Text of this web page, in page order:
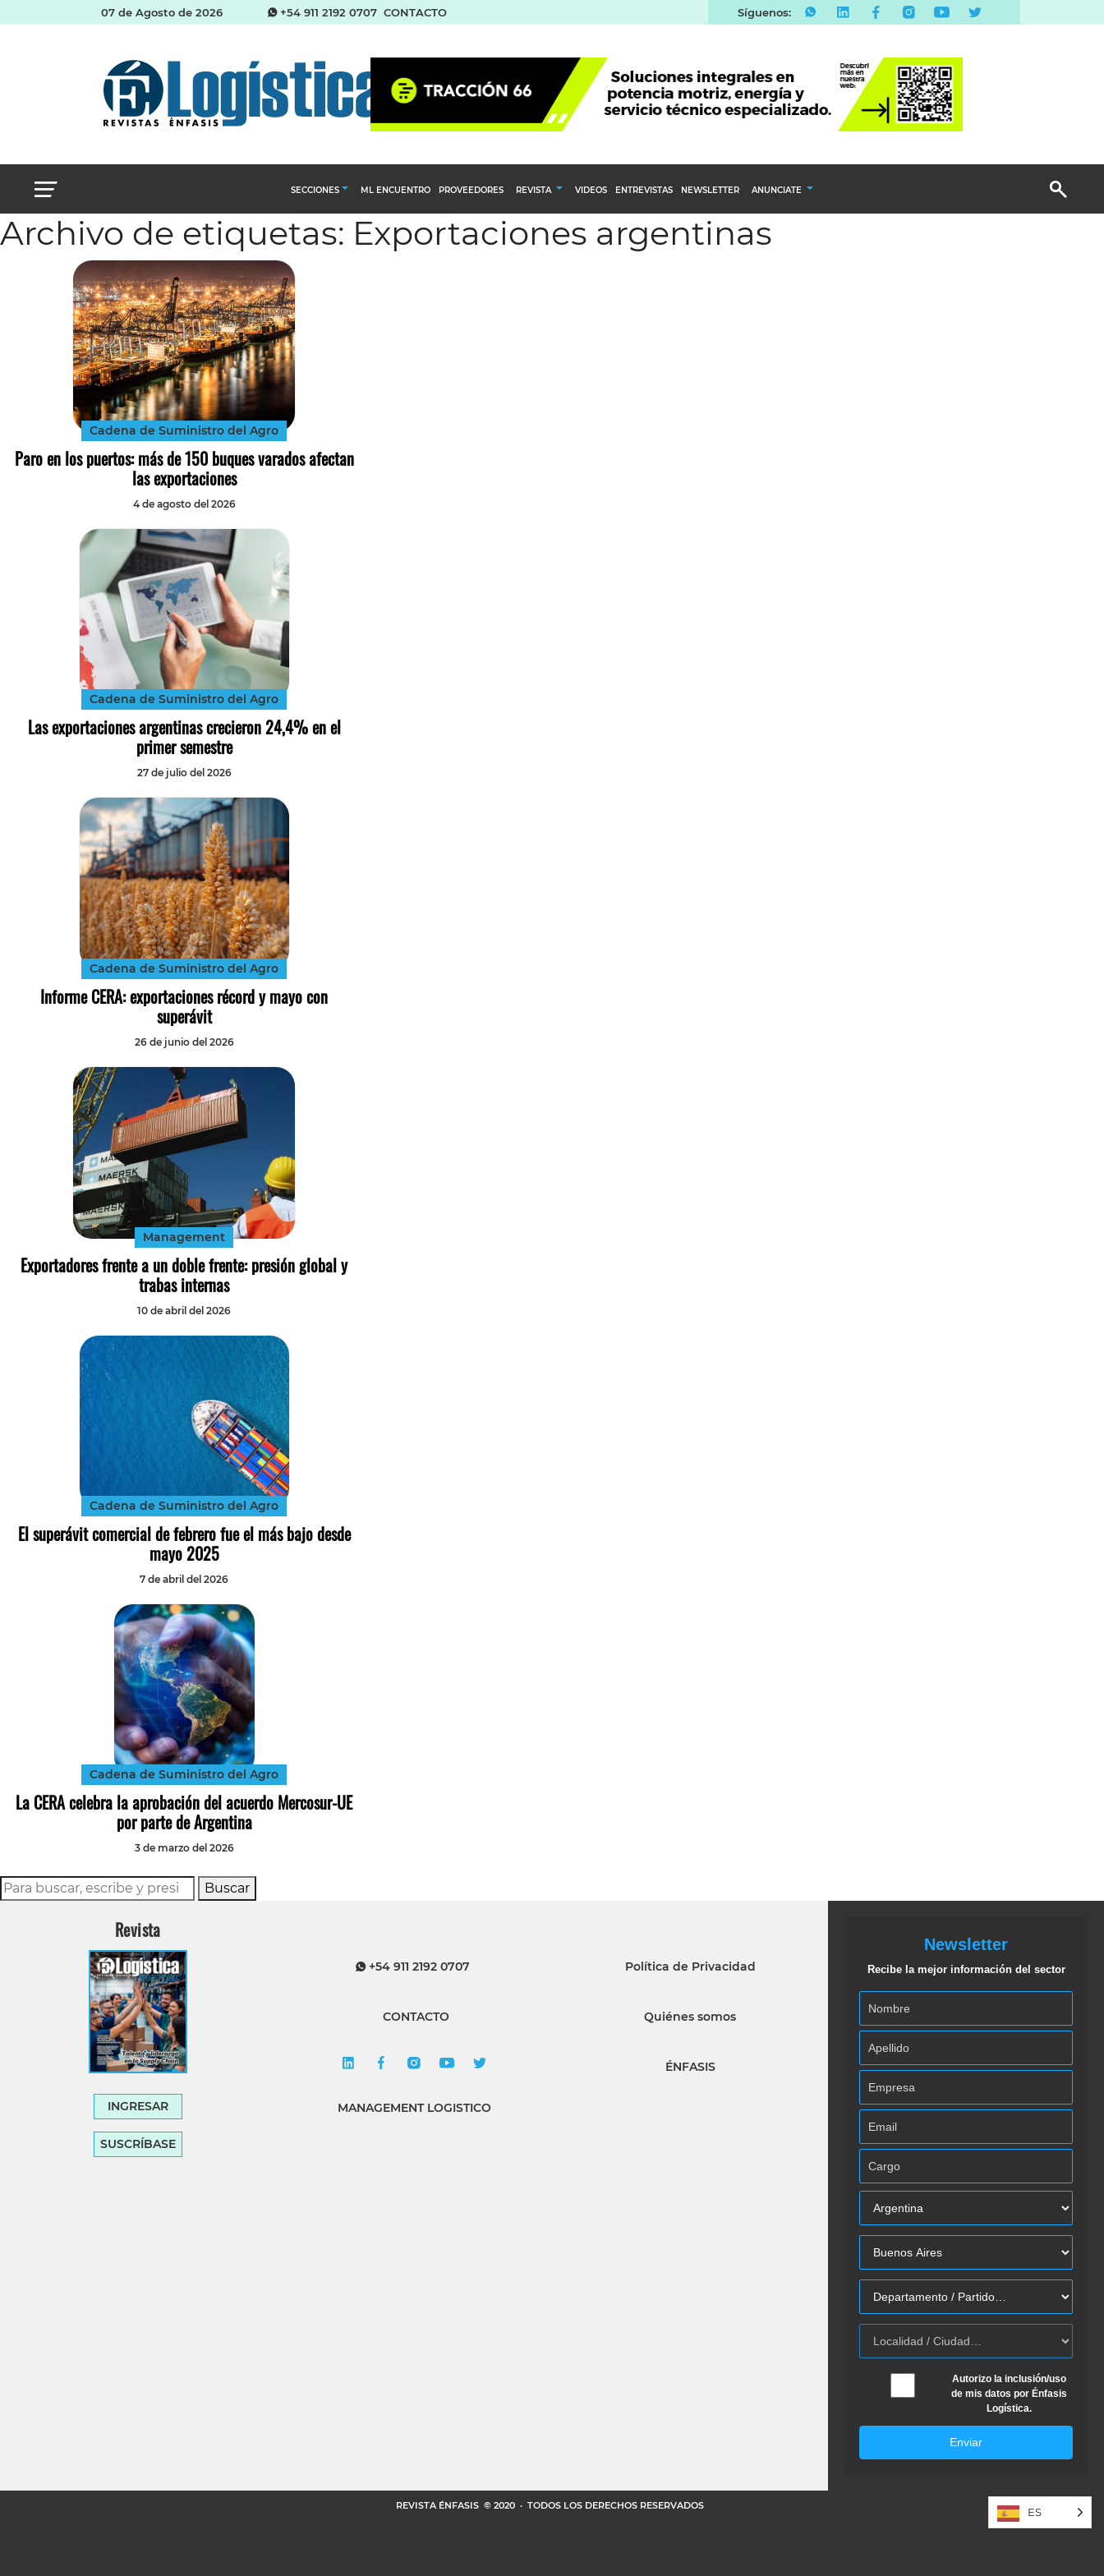
07 de Agosto de 2026 +54 911 2192 0707 CONTACTO Síguenos:
SECCIONES
Abastecimiento y compras
ML ENCUENTRO PROVEEDORES REVISTA
Calendario Editorial
Ediciones Anteriores
VIDEOS ENTREVISTAS NEWSLETTER ANUNCIATE
Publicidad Display
Archivo de etiquetas: Exportaciones argentinas
Cadena de Suministro del Agro
Paro en los puertos: más de 150 buques varados afectan
las exportaciones
4 de agosto del 2026
Cadena de Suministro del Agro
Las exportaciones argentinas crecieron 24,4% en el
primer semestre
27 de julio del 2026
Cadena de Suministro del Agro
Informe CERA: exportaciones récord y mayo con
superávit
26 de junio del 2026
Management
Exportadores frente a un doble frente: presión global y
trabas internas
10 de abril del 2026
Cadena de Suministro del Agro
El superávit comercial de febrero fue el más bajo desde
mayo 2025
7 de abril del 2026
Cadena de Suministro del Agro
La CERA celebra la aprobación del acuerdo Mercosur-UE
por parte de Argentina
3 de marzo del 2026
Buscar
Revista
INGRESAR
SUSCRÍBASE
+54 911 2192 0707
CONTACTO
MANAGEMENT LOGISTICO
Política de Privacidad
Quiénes somos
ÉNFASIS
Newsletter
Recibe la mejor información del sector
Autorizo la inclusión/uso
de mis datos por Énfasis
Logística.
Enviar
REVISTA ÉNFASIS © 2020 · TODOS LOS DERECHOS RESERVADOS ES